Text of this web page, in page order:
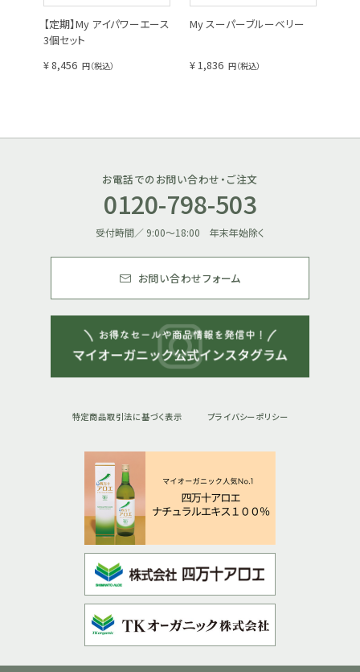
調子が良く、これを飲んでいるおかげかなと思います。あと、マイ
オーガニックの梱包ははがしやすくてとても良いです。
イプに切り替わり保管しやすくありがたいです。
2022/10/31 I.Yさん
飲んでいて調子が良い
商品を飲み始めてからずっと調子が良いです。他のところよりも
ルテインの量が多いのが魅力的です。音楽をやっているのでこれ
からも飲み続けます。
【定期】My アイパワーエース
3個セット
¥ 8,456 円（税込）
My スーパーブルーベリー
¥ 1,836 円（税込）
お電話でのお問い合わせ・ご注文
0120-798-503
受付時間／ 9:00～18:00 年末年始除く
お問い合わせフォーム
特定商品取引法に基づく表示 プライバシーポリシー